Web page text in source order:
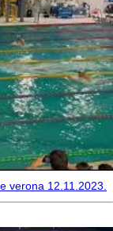
verona 12.11.2023.